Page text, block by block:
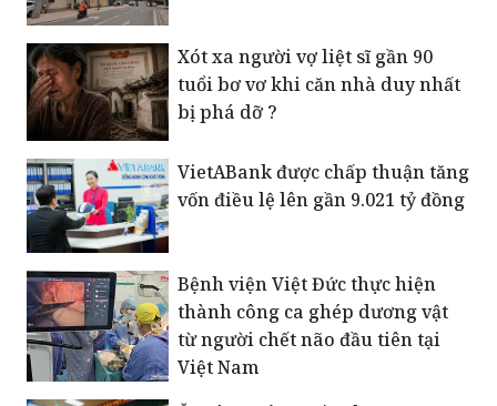
Xót xa người vợ liệt sĩ gần 90
tuổi bơ vơ khi căn nhà duy nhất
bị phá dỡ ?
VietABank được chấp thuận tăng
vốn điều lệ lên gần 9.021 tỷ đồng
Bệnh viện Việt Đức thực hiện
thành công ca ghép dương vật
từ người chết não đầu tiên tại
Việt Nam